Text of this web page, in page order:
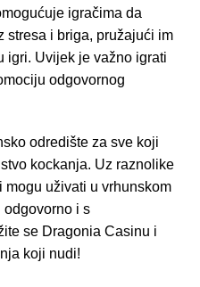
igračima da
stresa i briga, pružajući im
igri. Uvijek je važno igrati
odgovornog
odredište za sve koji
kockanja. Uz raznolike
mogu uživati u vrhunskom
odgovorno i s
se Dragonia Casinu i
koji nudi!